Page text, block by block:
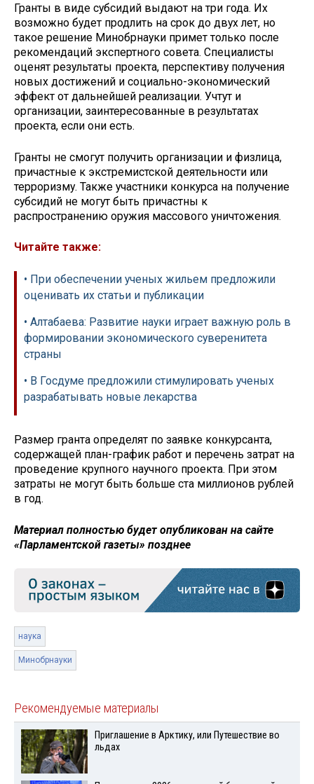
Гранты в виде субсидий выдают на три года. Их
возможно будет продлить на срок до двух лет, но
такое решение Минобрнауки примет только после
рекомендаций экспертного совета. Специалисты
оценят результаты проекта, перспективу получения
новых достижений и социально-экономический
эффект от дальнейшей реализации. Учтут и
организации, заинтересованные в результатах
проекта, если они есть.
Гранты не смогут получить организации и физлица,
причастные к экстремистской деятельности или
терроризму. Также участники конкурса на получение
субсидий не могут быть причастны к
распространению оружия массового уничтожения.
Читайте также:
• При обеспечении ученых жильем предложили
оценивать их статьи и публикации
• Алтабаева: Развитие науки играет важную роль в
формировании экономического суверенитета
страны
• В Госдуме предложили стимулировать ученых
разрабатывать новые лекарства
Размер гранта определят по заявке конкурсанта,
содержащей план-график работ и перечень затрат на
проведение крупного научного проекта. При этом
затраты не могут быть больше ста миллионов рублей
в год.
Материал полностью будет опубликован на сайте
«Парламентской газеты» позднее
наука
Минобрнауки
Рекомендуемые материалы
Приглашение в Арктику, или Путешествие во
льдах